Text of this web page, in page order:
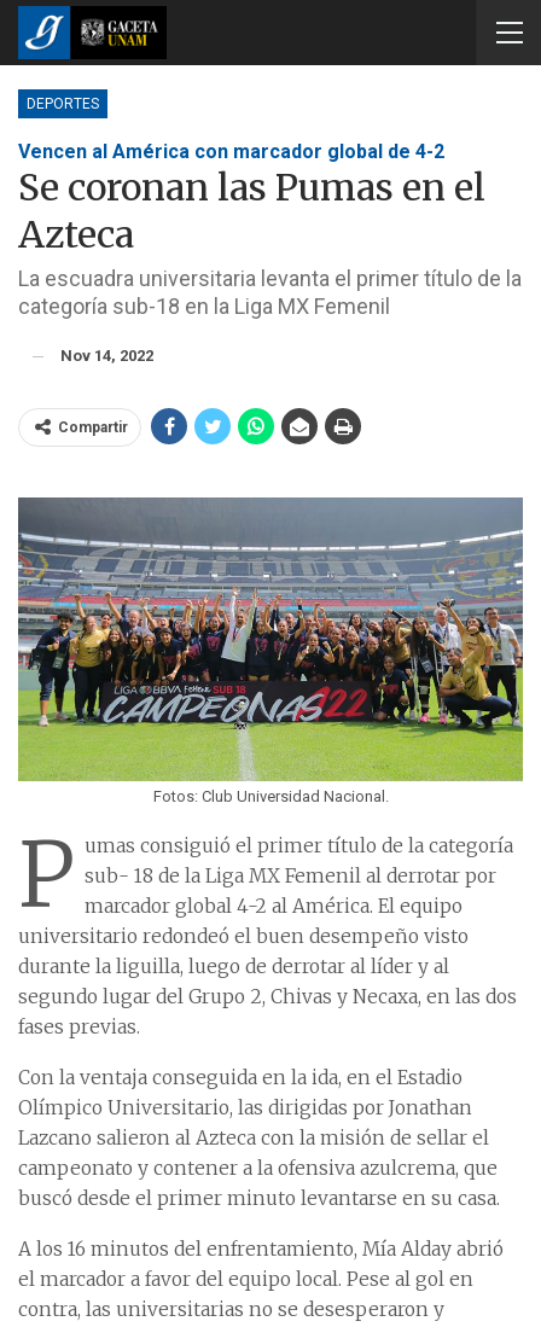
DEPORTES
Vencen al América con marcador global de 4-2
Se coronan las Pumas en el
Azteca
La escuadra universitaria levanta el primer título de la
categoría sub-18 en la Liga MX Femenil
Nov 14, 2022
Compartir
Fotos: Club Universidad Nacional.
P umas consiguió el primer título de la categoría
sub- 18 de la Liga MX Femenil al derrotar por
marcador global 4-2 al América. El equipo
universitario redondeó el buen desempeño visto
durante la liguilla, luego de derrotar al líder y al
segundo lugar del Grupo 2, Chivas y Necaxa, en las dos
fases previas.
Con la ventaja conseguida en la ida, en el Estadio
Olímpico Universitario, las dirigidas por Jonathan
Lazcano salieron al Azteca con la misión de sellar el
campeonato y contener a la ofensiva azulcrema, que
buscó desde el primer minuto levantarse en su casa.
A los 16 minutos del enfrentamiento, Mía Alday abrió
el marcador a favor del equipo local. Pese al gol en
contra, las universitarias no se desesperaron y